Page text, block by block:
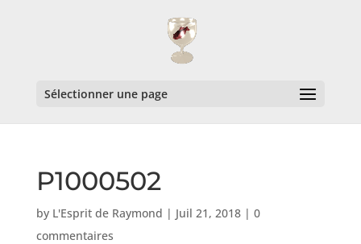
Sélectionner une page
P1000502
by L'Esprit de Raymond | Juil 21, 2018| 0
commentaires